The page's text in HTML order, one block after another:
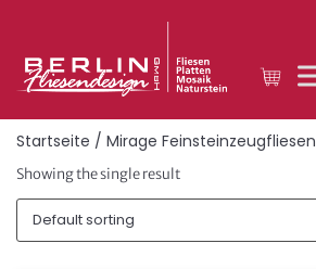
Startseite / Mirage Feinsteinzeugfliesen
Showing the single result